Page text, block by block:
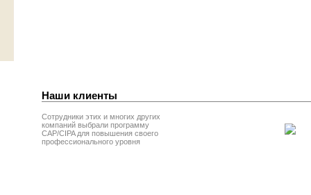
Наши клиенты
Сотрудники этих и многих других
компаний выбрали программу
CAP/CIPA для повышения своего
профессионального уровня